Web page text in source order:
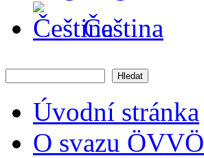
Čeština
Úvodní stránka
O svazu ÖVVÖ